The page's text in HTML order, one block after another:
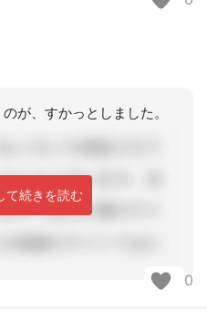
が、すかっとしました。
て続きを読む
0